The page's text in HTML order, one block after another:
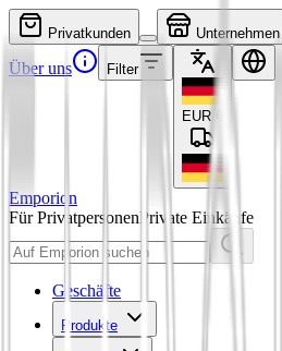
Privatkunden Unternehmen
Über uns Filter
EUR
Emporion
Für PrivatpersonenPrivate Einkäufe
Geschäfte
Produkte